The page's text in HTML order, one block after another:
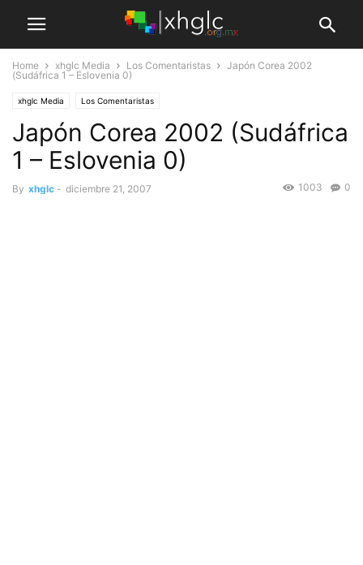
Home xhglc Media Los Comentaristas
Japón Corea 2002
(Sudáfrica 1 – Eslovenia 0)
xhglc Media Los Comentaristas
Japón Corea 2002 (Sudáfrica
1 – Eslovenia 0)
By xhglc - diciembre 21, 2007 0
1003